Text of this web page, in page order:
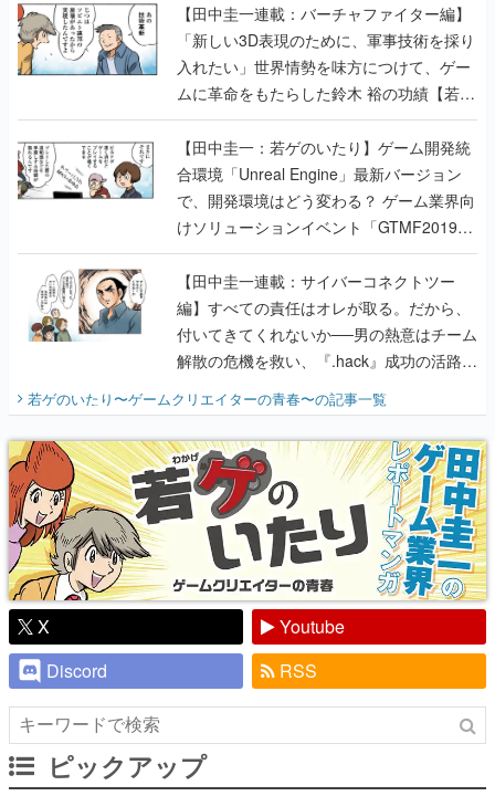
【田中圭一連載：バーチャファイター編】
「新しい3D表現のために、軍事技術を採り
入れたい」世界情勢を味方につけて、ゲー
ムに革命をもたらした鈴木 裕の功績【若ゲ
のいたり】
【田中圭一：若ゲのいたり】ゲーム開発統
合環境「Unreal Engine」最新バージョン
で、開発環境はどう変わる？ ゲーム業界向
けソリューションイベント「GTMF2019」
に行って、より理解を深めよう【PR】
【田中圭一連載：サイバーコネクトツー
編】すべての責任はオレが取る。だから、
付いてきてくれないか──男の熱意はチーム
解散の危機を救い、『.hack』成功の活路を
『少年ジャンプ』色だった【若ゲのいた
り】
若ゲのいたり〜ゲームクリエイターの青春〜の記事一覧
X
Youtube
Discord
RSS
ピックアップ